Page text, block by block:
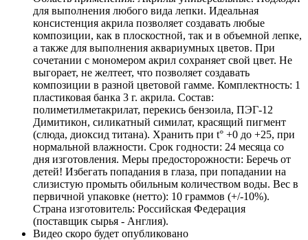
для выполнения любого вида лепки. Идеальная
консистенция акрила позволяет создавать любые
композиции, как в плоскостной, так и в объемной лепке,
а также для выполнения аквариумных цветов. При
сочетании с мономером акрил сохраняет свой цвет. Не
выгорает, не желтеет, что позволяет создавать
композиции в разной цветовой гамме. Комплектность: 1
пластиковая банка 3 г. акрила. Состав:
полиметилметакрилат, перекись бензоила, ПЭГ-12
Димитикон, силикатный симилат, красящий пигмент
(слюда, диоксид титана). Хранить при t° +0 до +25, при
нормальной влажности. Срок годности: 24 месяца со
дня изготовления. Меры предосторожности: Беречь от
детей! Избегать попадания в глаза, при попадании на
слизистую промыть обильным количеством воды. Вес в
первичной упаковке (нетто): 10 граммов (+/-10%).
Страна изготовитель: Российская Федерация
(поставщик сырья - Англия).
Видео скоро будет опубликовано